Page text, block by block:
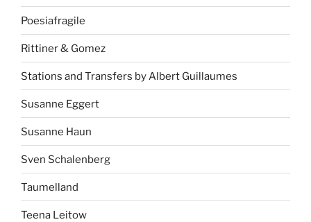
Poesiafragile
Rittiner & Gomez
Stations and Transfers by Albert Guillaumes
Susanne Eggert
Susanne Haun
Sven Schalenberg
Taumelland
Teena Leitow